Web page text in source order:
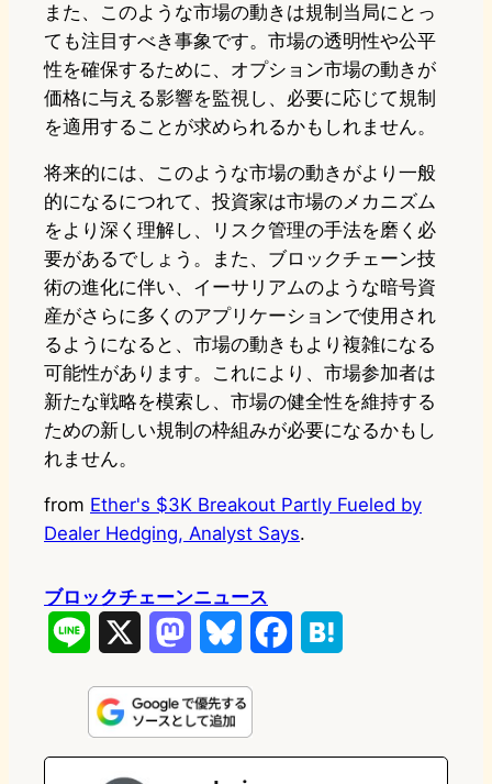
また、このような市場の動きは規制当局にとっ
ても注目すべき事象です。市場の透明性や公平
性を確保するために、オプション市場の動きが
価格に与える影響を監視し、必要に応じて規制
を適用することが求められるかもしれません。
将来的には、このような市場の動きがより一般
的になるにつれて、投資家は市場のメカニズム
をより深く理解し、リスク管理の手法を磨く必
要があるでしょう。また、ブロックチェーン技
術の進化に伴い、イーサリアムのような暗号資
産がさらに多くのアプリケーションで使用され
るようになると、市場の動きもより複雑になる
可能性があります。これにより、市場参加者は
新たな戦略を模索し、市場の健全性を維持する
ための新しい規制の枠組みが必要になるかもし
れません。
from Ether's $3K Breakout Partly Fueled by
Dealer Hedging, Analyst Says.
ブロックチェーンニュース
n
e
s
t
u
e
e
e